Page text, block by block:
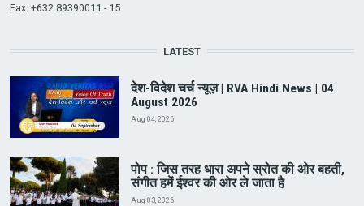
Fax: +632 89390011 - 15
LATEST
देश-विदेश चर्च न्यूज़ | RVA Hindi News | 04
August 2026
Aug 04, 2026
पोप : जिस तरह धारा अपने स्रोत की ओर बहती,
संगीत हमें ईश्वर की ओर ले जाता है
Aug 03, 2026